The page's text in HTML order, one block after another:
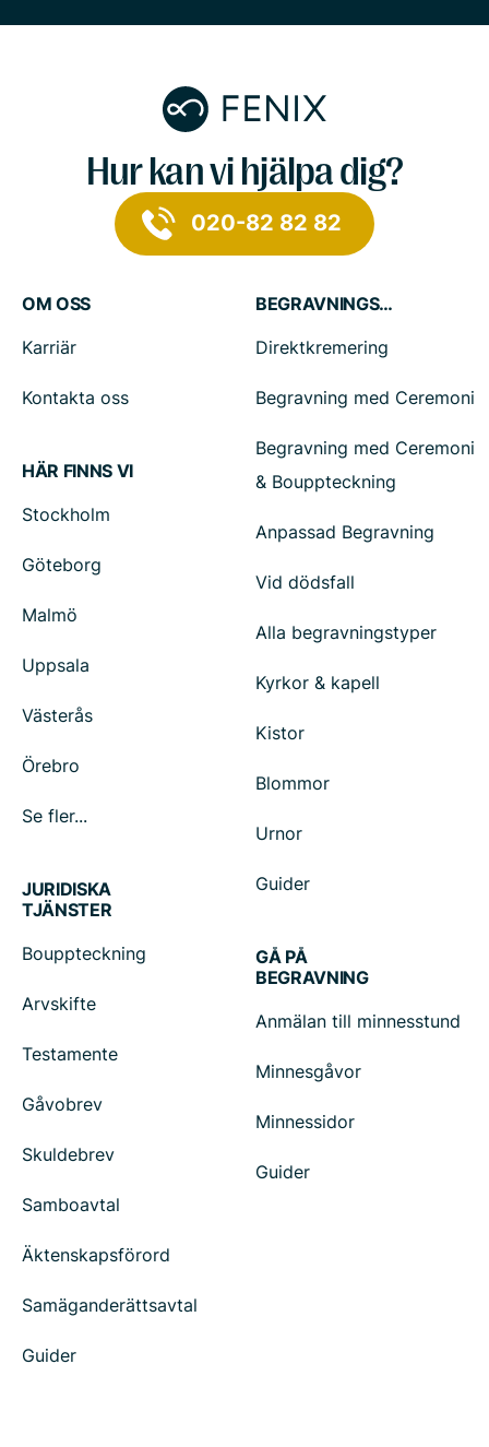
Hur kan vi hjälpa dig?
020-82 82 82
OM OSS
Karriär
Kontakta oss
HÄR FINNS VI
Stockholm
Göteborg
Malmö
Uppsala
Västerås
Örebro
Se fler...
BEGRAVNINGSTJÄNSTER
Direktkremering
Begravning med Ceremoni
Begravning med Ceremoni
& Bouppteckning
Anpassad Begravning
Vid dödsfall
Alla begravningstyper
Kyrkor & kapell
Kistor
Blommor
Urnor
Guider
JURIDISKA
TJÄNSTER
Bouppteckning
Arvskifte
Testamente
Gåvobrev
Skuldebrev
Samboavtal
Äktenskapsförord
Samäganderättsavtal
Guider
GÅ PÅ
BEGRAVNING
Anmälan till minnesstund
Minnesgåvor
Minnessidor
Guider